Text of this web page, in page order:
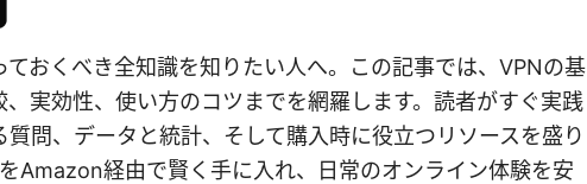
おくべき全知識を知りたい人へ。この記事では、VPNの基
実効性、使い方のコツまでを網羅します。読者がすぐ実践
問、データと統計、そして購入時に役立つリソースを盛り
Amazon経由で賢く手に入れ、日常のオンライン体験を安